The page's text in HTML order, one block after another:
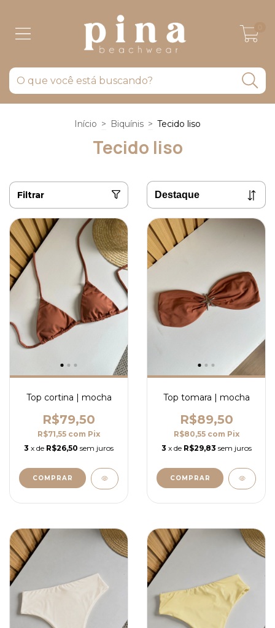
Início > Biquínis > Tecido liso
Tecido liso
Filtrar
Top cortina | mocha
R$79,50
R$71,55 com Pix
3 x de R$26,50 sem juros
COMPRAR
Top tomara | mocha
R$89,50
R$80,55 com Pix
3 x de R$29,83 sem juros
COMPRAR